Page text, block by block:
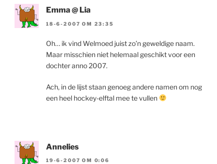
Emma @ Lia
18-6-2007 OM 23:35
Oh… ik vind Welmoed juist zo’n geweldige naam.
Maar misschien niet helemaal geschikt voor een
dochter anno 2007.
Ach, in de lijst staan genoeg andere namen om nog
een heel hockey-elftal mee te vullen
Annelies
19-6-2007 OM 0:06